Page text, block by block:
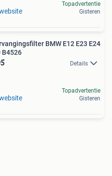
Topadvertentie
Gisteren
BMW E12 E23 E24
B4526
Details
Topadvertentie
Gisteren